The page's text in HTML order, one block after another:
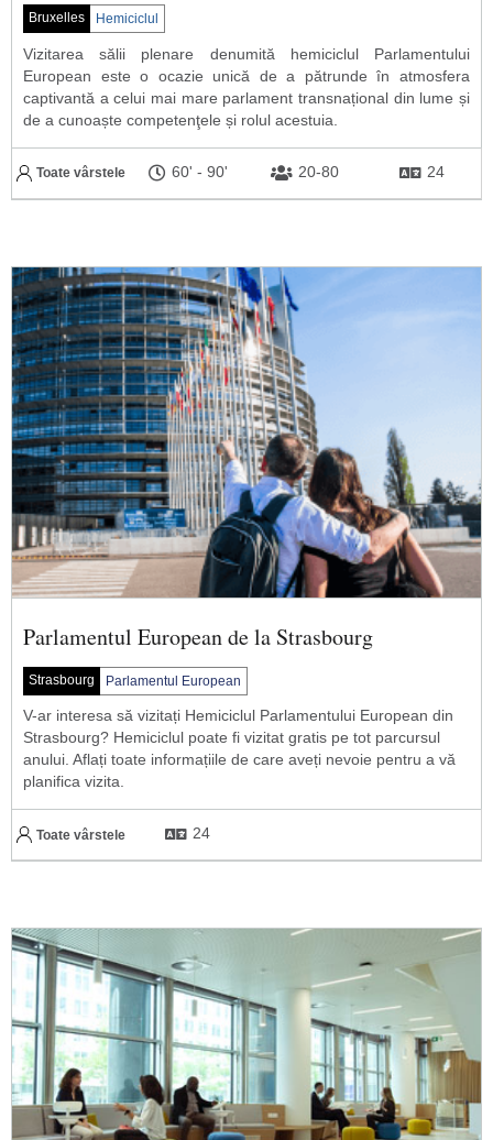
Bruxelles Hemiciclul
Vizitarea sălii plenare denumită hemiciclul Parlamentului
European este o ocazie unică de a pătrunde în atmosfera
captivantă a celui mai mare parlament transnațional din lume și
de a cunoaște competenţele și rolul acestuia.
Toate vârstele 60' - 90' 20-80 24
Parlamentul European de la Strasbourg
Strasbourg Parlamentul European
V-ar interesa să vizitați Hemiciclul Parlamentului European din
Strasbourg? Hemiciclul poate fi vizitat gratis pe tot parcursul
anului. Aflați toate informațiile de care aveți nevoie pentru a vă
planifica vizita.
Toate vârstele 24